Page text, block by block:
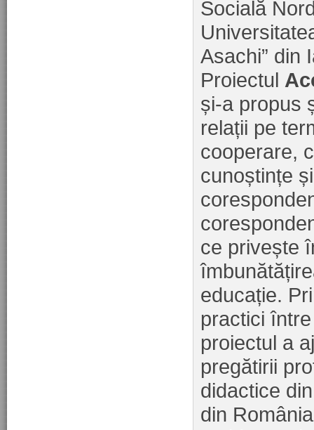
Socială
Asachi” din
Proiectul
și-a propus
relații pe
cooperare,
cunoștințe
ce privește
educație.
practici
proiectul a
pregătirii
didactice
din